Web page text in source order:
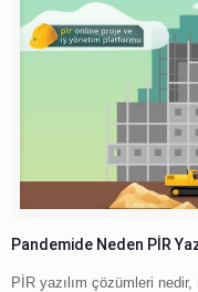
Pandemide Neden PİR
PİR yazılım çözümleri